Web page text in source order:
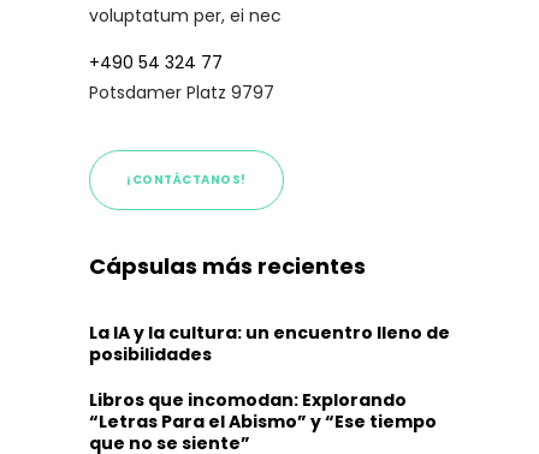
voluptatum per, ei nec
+490 54 324 77
Potsdamer Platz 9797
¡CONTÁCTANOS!
Cápsulas más recientes
La IA y la cultura: un encuentro lleno de
posibilidades
Libros que incomodan: Explorando
“Letras Para el Abismo” y “Ese tiempo
que no se siente”